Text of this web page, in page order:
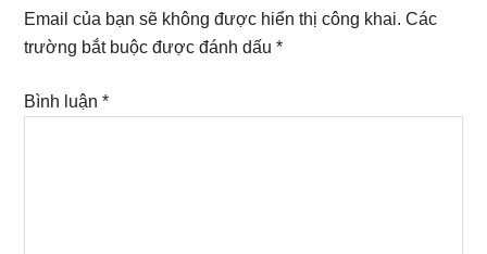
Interactions
Email của bạn sẽ không được hiển thị công khai. Các
trường bắt buộc được đánh dấu*
Bình luận*